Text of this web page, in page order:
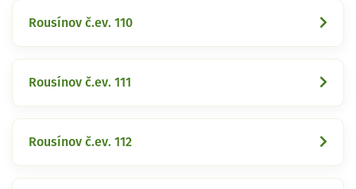
Rousínov č.ev. 110
Rousínov č.ev. 111
Rousínov č.ev. 112